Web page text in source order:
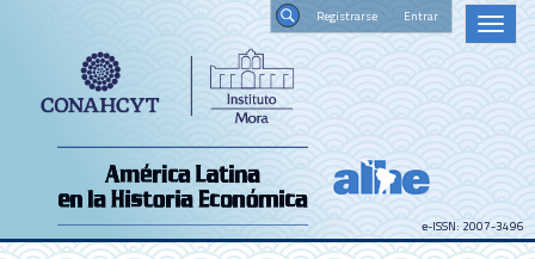
Contenido
principal
Barra
Toggle
e-ISSN: 2007-3496